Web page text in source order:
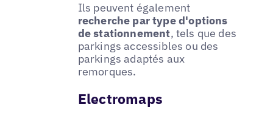
Ils peuvent également
recherche par type d'options
de stationnement, tels que des
parkings accessibles ou des
parkings adaptés aux
remorques.
Electromaps